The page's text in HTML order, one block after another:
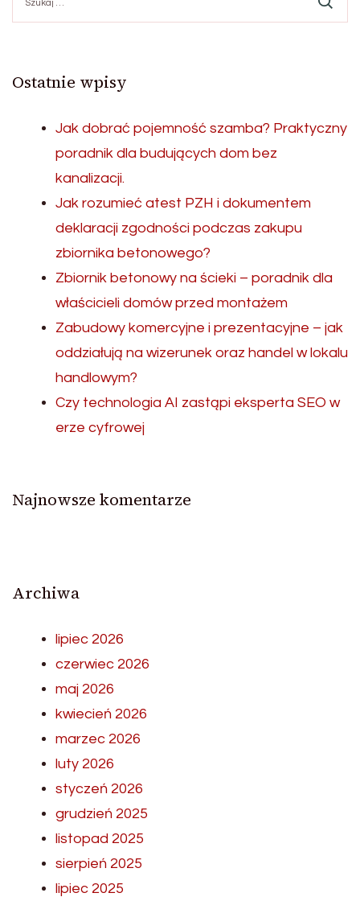
Ostatnie wpisy
Jak dobrać pojemność szamba? Praktyczny
poradnik dla budujących dom bez
kanalizacji.
Jak rozumieć atest PZH i dokumentem
deklaracji zgodności podczas zakupu
zbiornika betonowego?
Zbiornik betonowy na ścieki – poradnik dla
właścicieli domów przed montażem
Zabudowy komercyjne i prezentacyjne – jak
oddziałują na wizerunek oraz handel w lokalu
handlowym?
Czy technologia AI zastąpi eksperta SEO w
erze cyfrowej
Najnowsze komentarze
Archiwa
lipiec 2026
czerwiec 2026
maj 2026
kwiecień 2026
marzec 2026
luty 2026
styczeń 2026
grudzień 2025
listopad 2025
sierpień 2025
lipiec 2025